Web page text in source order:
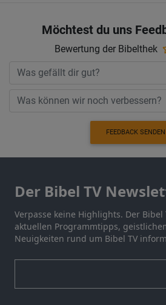
Möchtest du uns
Bewertung der Bibelthek
FEEDBACK SENDEN
Der Bibel TV
Verpasse keine Highlights. Der
aktuellen Programmtipps,
Neuigkeiten rund um Bibel TV